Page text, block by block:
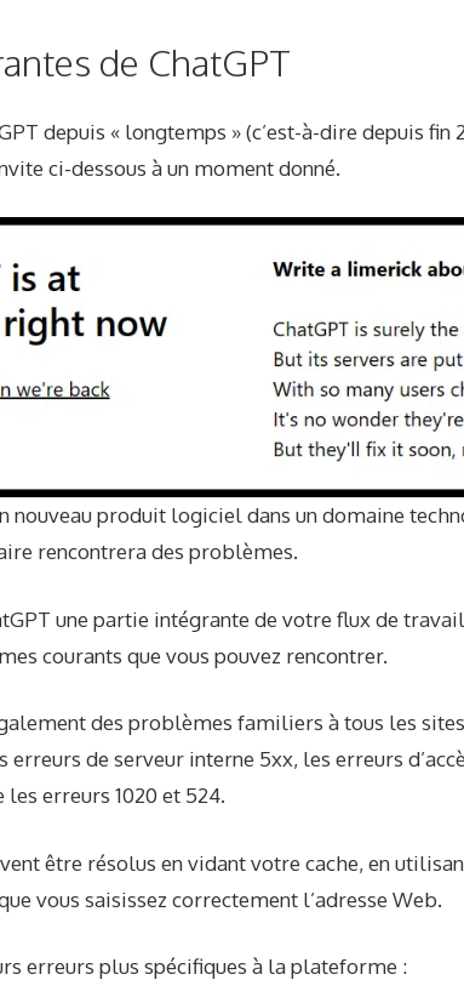
de ChatGPT
depuis « longtemps » (c’est-à-dire depuis fin
ci-dessous à un moment donné.
nouveau produit logiciel dans un domaine
rencontrera des problèmes.
une partie intégrante de votre flux de
courants que vous pouvez rencontrer.
des problèmes familiers à tous les
de serveur interne 5xx, les erreurs
erreurs 1020 et 524.
être résolus en vidant votre cache, en
vous saisissez correctement l’adresse Web.
erreurs plus spécifiques à la plateforme :